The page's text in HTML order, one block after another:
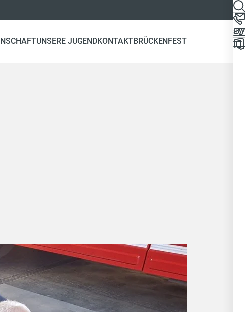
UNSERE JUGENDKONTAKTBRÜCKENFEST